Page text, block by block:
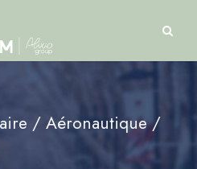
/ Aéronautique /